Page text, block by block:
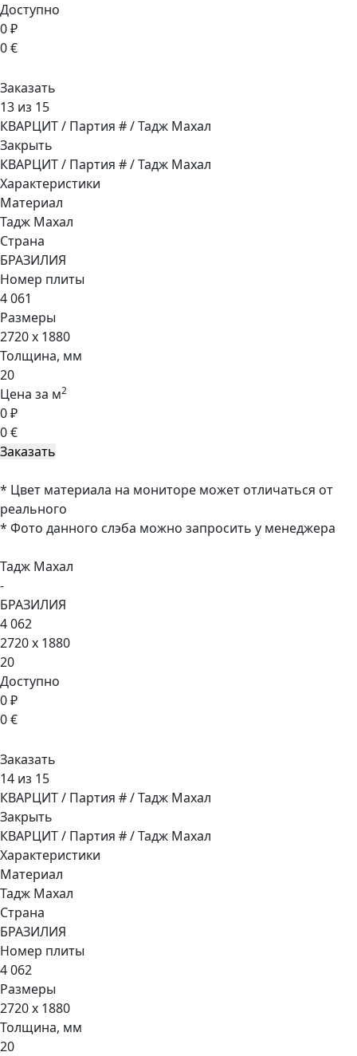
Доступно
0 ₽
0 €
Заказать
13 из 15
КВАРЦИТ / Партия # / Тадж Махал
Закрыть
КВАРЦИТ / Партия # / Тадж Махал
Характеристики
Материал
Тадж Махал
Страна
БРАЗИЛИЯ
Номер плиты
4 061
Размеры
2720 x 1880
Толщина, мм
20
Цена за м2
0 ₽
0 €
* Цвет материала на мониторе может отличаться от
реального
* Фото данного слэба можно запросить у менеджера
Тадж Махал
-
БРАЗИЛИЯ
4 062
2720 x 1880
20
Доступно
0 ₽
0 €
Заказать
14 из 15
КВАРЦИТ / Партия # / Тадж Махал
Закрыть
КВАРЦИТ / Партия # / Тадж Махал
Характеристики
Материал
Тадж Махал
Страна
БРАЗИЛИЯ
Номер плиты
4 062
Размеры
2720 x 1880
Толщина, мм
20